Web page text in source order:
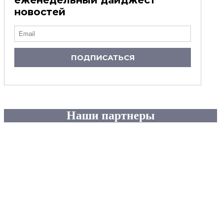
новостей
ПОДПИСАТЬСЯ
Наши партнеры